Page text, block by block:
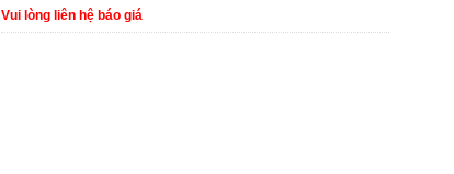
Vui lòng liên hệ báo giá